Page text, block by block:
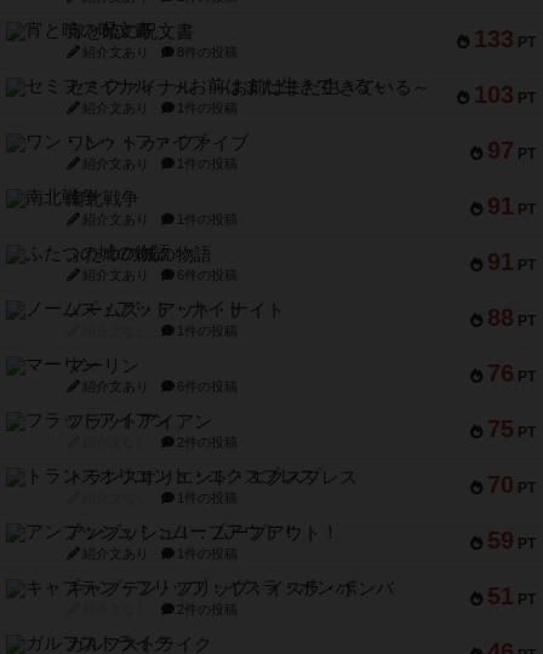
133 PT
宵と暁の呪文書
紹介文あり 8件の投稿
103 PT
セミファイナル ～お前はまだ生きている～
紹介文あり 1件の投稿
97 PT
ワン・トゥ・ファイブ
紹介文あり 1件の投稿
91 PT
南北戦争
紹介文あり 1件の投稿
91 PT
ふたつの城の物語
紹介文あり 6件の投稿
88 PT
ノームズ・アット・ナイト
1件の投稿
76 PT
マーリン
紹介文あり 6件の投稿
75 PT
フラットアイアン
2件の投稿
70 PT
トランスオリエント・エクスプレス
1件の投稿
59 PT
アンブッシュ！：ムーブアウト！
紹介文あり 1件の投稿
51 PT
キャプテン・フリップ：イスラ・ボンバ
2件の投稿
ガルフストライク